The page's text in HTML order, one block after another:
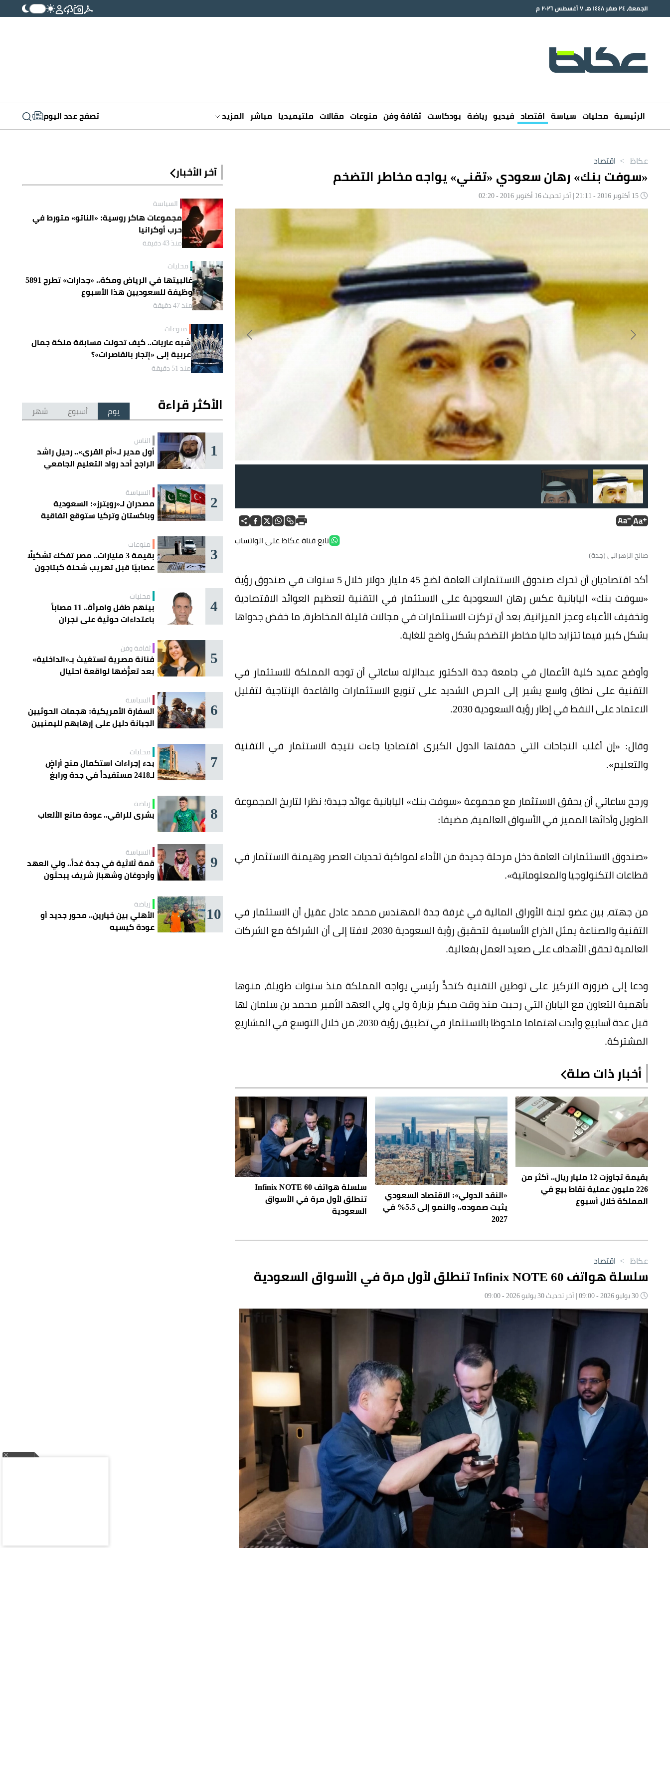
الجمعة، ٢٤ صفر ١٤٤٨ هـ ٧ أغسطس ٢٠٢٦ م
الرئيسية محليات سياسة اقتصاد فيديو رياضة بودكاست ثقافة وفن منوعات مقالات ملتيميديا مباشر المزيد تصفح عدد اليوم
عكاظ > اقتصاد
«سوفت بنك» رهان سعودي «تقني» يواجه مخاطر التضخم
تابع قناة عكاظ على الواتساب
صالح الزهراني (جدة)
أكد اقتصاديان أن تحرك صندوق الاستثمارات العامة لضخ 45 مليار دولار خلال 5 سنوات في صندوق رؤية
«سوفت بنك» اليابانية عكس رهان السعودية على الاستثمار في التقنية لتعظيم العوائد الاقتصادية
وتخفيف الأعباء وعجز الميزانية، بعد أن تركزت الاستثمارات في مجالات قليلة المخاطرة، ما خفض جدواها
بشكل كبير فيما تتزايد حاليا مخاطر التضخم بشكل واضح للغاية.
وأوضح عميد كلية الأعمال في جامعة جدة الدكتور عبدالإله ساعاتي أن توجه المملكة للاستثمار في
التقنية على نطاق واسع يشير إلى الحرص الشديد على تنويع الاستثمارات والقاعدة الإنتاجية لتقليل
الاعتماد على النفط في إطار رؤية السعودية 2030.
وقال: «إن أغلب النجاحات التي حققتها الدول الكبرى اقتصاديا جاءت نتيجة الاستثمار في التقنية
والتعليم».
ورجح ساعاتي أن يحقق الاستثمار مع مجموعة «سوفت بنك» اليابانية عوائد جيدة؛ نظرا لتاريخ المجموعة
الطويل وأدائها المميز في الأسواق العالمية، مضيفا:
«صندوق الاستثمارات العامة دخل مرحلة جديدة من الأداء لمواكبة تحديات العصر وهيمنة الاستثمار في
قطاعات التكنولوجيا والمعلوماتية».
من جهته، بين عضو لجنة الأوراق المالية في غرفة جدة المهندس محمد عادل عقيل أن الاستثمار في
التقنية والصناعة يمثل الذراع الأساسية لتحقيق رؤية السعودية 2030، لافتا إلى أن الشراكة مع الشركات
العالمية تحقق الأهداف على صعيد العمل بفعالية.
ودعا إلى ضرورة التركيز على توطين التقنية كتحدٍّ رئيسي يواجه المملكة منذ سنوات طويلة، منوها
بأهمية التعاون مع اليابان التي رحبت منذ وقت مبكر بزيارة ولي ولي العهد الأمير محمد بن سلمان لها
قبل عدة أسابيع وأبدت اهتماما ملحوظا بالاستثمار في تطبيق رؤية 2030، من خلال التوسع في المشاريع
المشتركة.
أخبار ذات صلة
بقيمة تجاوزت 12 مليار ريال.. أكثر من
226 مليون عملية نقاط بيع في
المملكة خلال أسبوع
«النقد الدولي»: الاقتصاد السعودي
يثبت صموده.. والنمو إلى 5.5% في
2027
سلسلة هواتف Infinix NOTE 60
تنطلق لأول مرة في الأسواق
السعودية
آخر الأخبار
السياسة
مجموعات هاكر روسية: «الناتو» متورط في
حرب أوكرانيا
منذ 43 دقيقة
محليات
غالبيتها في الرياض ومكة.. «جدارات» تطرح 5891
وظيفة للسعوديين هذا الأسبوع
منذ 47 دقيقة
منوعات
شبه عاريات.. كيف تحولت مسابقة ملكة جمال
عربية إلى «إتجار بالقاصرات»؟
منذ 51 دقيقة
الأكثر قراءة يوم أسبوع شهر
1 الناس
أول مدير لـ«أم القرى».. رحيل راشد
الراجح أحد رواد التعليم الجامعي
2 السياسة
مصدران لـ«رويترز»: السعودية
وباكستان وتركيا ستوقع اتفاقية
3 منوعات
بقيمة 3 مليارات.. مصر تفكك تشكيلًا
عصابيًا قبل تهريب شحنة كبتاجون
4 محليات
بينهم طفل وامرأة.. 11 مصاباً
باعتداءات حوثية على نجران
5 ثقافة وفن
فنانة مصرية تستغيث بـ«الداخلية»
بعد تعرُّضها لواقعة احتيال
6 السياسة
السفارة الأمريكية: هجمات الحوثيين
الجبانة دليل على إرهابهم لليمنيين
7 محليات
بدء إجراءات استكمال منح أراضٍ
لـ2418 مستفيداً في جدة ورابغ
8 رياضة
بشرى للراقي.. عودة صانع الألعاب
9 السياسة
قمة ثلاثية في جدة غداً.. ولي العهد
وأردوغان وشهباز شريف يبحثون
10 رياضة
الأهلي بين خيارين.. محور جديد أو
عودة كيسيه
عكاظ > اقتصاد
سلسلة هواتف Infinix NOTE 60 تنطلق لأول مرة في الأسواق السعودية